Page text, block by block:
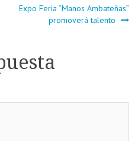
Expo Feria “Manos Ambateñas”
promoverá talento